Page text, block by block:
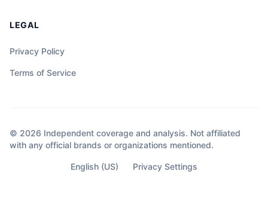
LEGAL
Privacy Policy
Terms of Service
© 2026 Independent coverage and analysis. Not affiliated
with any official brands or organizations mentioned.
English (US) Privacy Settings